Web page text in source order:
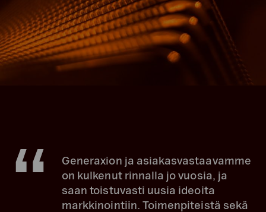
Generaxion ja asiakasvastaavamme
on kulkenut rinnalla jo vuosia, ja
saan toistuvasti uusia ideoita
markkinointiin. Toimenpiteistä sekä